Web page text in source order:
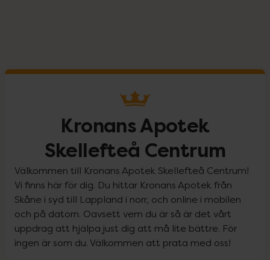
Kronans Apotek
Skellefteå Centrum
Välkommen till Kronans Apotek Skellefteå Centrum!
Vi finns här för dig. Du hittar Kronans Apotek från
Skåne i syd till Lappland i norr, och online i mobilen
och på datorn. Oavsett vem du är så är det vårt
uppdrag att hjälpa just dig att må lite bättre. För
ingen är som du. Välkommen att prata med oss!